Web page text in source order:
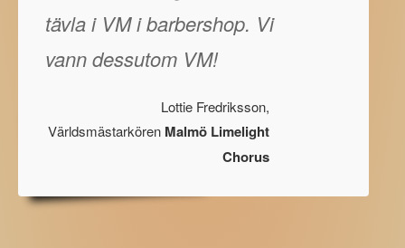
tävla i VM i barbershop. Vi
vann dessutom VM!
Lottie Fredriksson,
Världsmästarkören Malmö Limelight
Chorus